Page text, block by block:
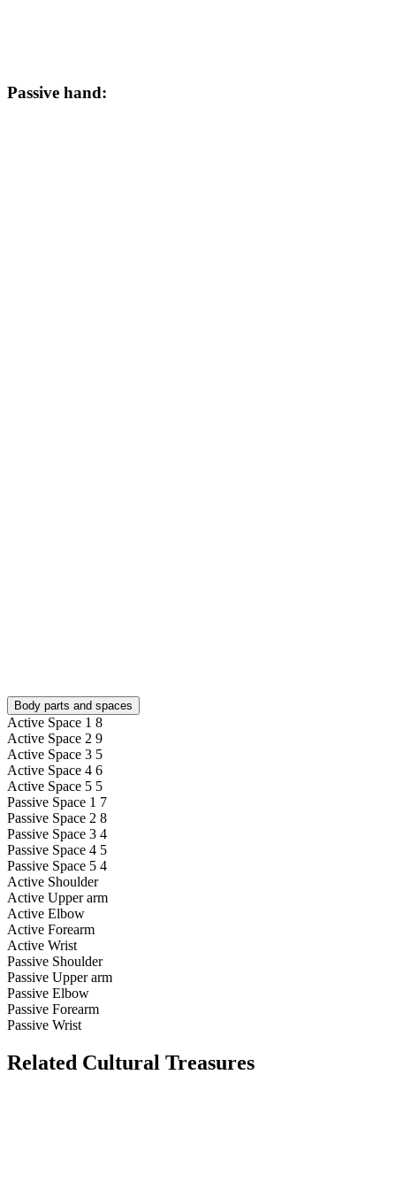
Passive hand:
Body parts and spaces
Active Space 1 8
Active Space 2 9
Active Space 3 5
Active Space 4 6
Active Space 5 5
Passive Space 1 7
Passive Space 2 8
Passive Space 3 4
Passive Space 4 5
Passive Space 5 4
Active Shoulder
Active Upper arm
Active Elbow
Active Forearm
Active Wrist
Passive Shoulder
Passive Upper arm
Passive Elbow
Passive Forearm
Passive Wrist
Related Cultural Treasures